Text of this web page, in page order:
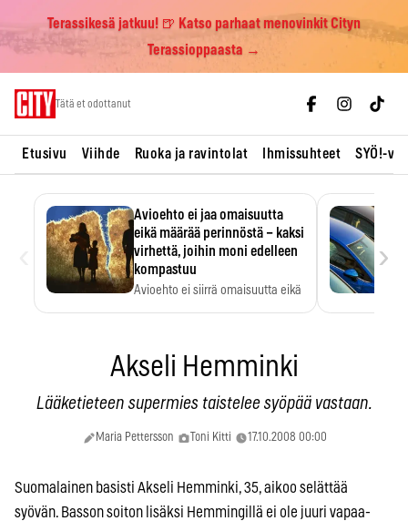
Terassikesä jatkuu! 🍺 Katso parhaat menovinkit Cityn
Terassioppaasta →
Tätä et odottanut
Etusivu Viihde Ruoka ja ravintolat Ihmissuhteet SYÖ!-
Avioehto ei jaa omaisuutta
eikä määrää perinnöstä – kaksi
virhettä, joihin moni edelleen
kompastuu
Avioehto ei siirrä omaisuutta eikä
›
Akseli Hemminki
Lääketieteen supermies taistelee syöpää vastaan.
Maria Pettersson Toni Kitti 17.10.2008 00:00
Suomalainen basisti Akseli Hemminki, 35, aikoo selättää
syövän. Basson soiton lisäksi Hemmingillä ei ole juuri vapaa-